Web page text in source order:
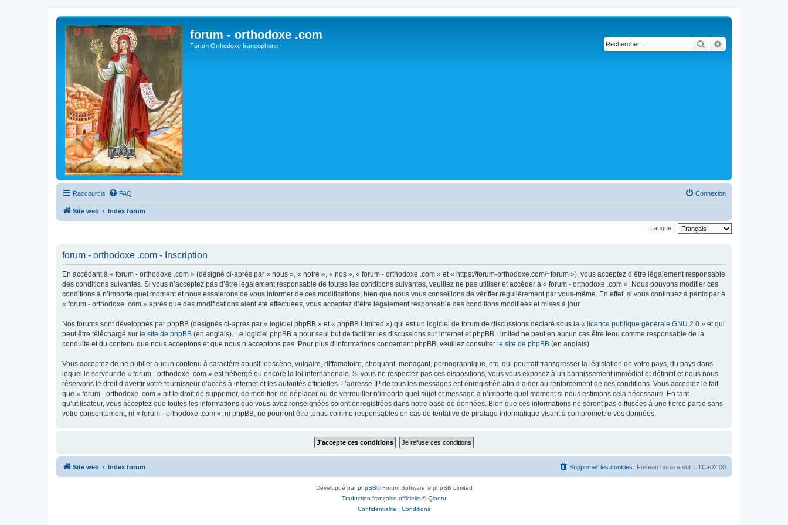
forum - orthodoxe .com
Forum Orthodoxe francophone Rechercher
Raccourcis FAQ Connexion
Site web Index forum
Langue :
forum - orthodoxe .com - Inscription
En accédant à « forum - orthodoxe .com » (désigné ci-après par « nous », « notre », « nos », « forum - orthodoxe .com » et « https://forum-orthodoxe.com/~forum »), vous acceptez d’être légalement responsable
des conditions suivantes. Si vous n’acceptez pas d’être légalement responsable de toutes les conditions suivantes, veuillez ne pas utiliser et accéder à « forum - orthodoxe .com ». Nous pouvons modifier ces
conditions à n’importe quel moment et nous essaierons de vous informer de ces modifications, bien que nous vous conseillons de vérifier régulièrement par vous-même. En effet, si vous continuez à participer à
« forum - orthodoxe .com » après que des modifications aient été effectuées, vous acceptez d’être légalement responsable des conditions modifiées et mises à jour.
Nos forums sont développés par phpBB (désignés ci-après par « logiciel phpBB » et « phpBB Limited ») qui est un logiciel de forum de discussions déclaré sous la « licence publique générale GNU 2.0 » et qui
peut être téléchargé sur le site de phpBB (en anglais). Le logiciel phpBB a pour seul but de faciliter les discussions sur internet et phpBB Limited ne peut en aucun cas être tenu comme responsable de la
conduite et du contenu que nous acceptons et que nous n’acceptons pas. Pour plus d’informations concernant phpBB, veuillez consulter le site de phpBB (en anglais).
Vous acceptez de ne publier aucun contenu à caractère abusif, obscène, vulgaire, diffamatoire, choquant, menaçant, pornographique, etc. qui pourrait transgresser la législation de votre pays, du pays dans
lequel le serveur de « forum - orthodoxe .com » est hébergé ou encore la loi internationale. Si vous ne respectez pas ces dispositions, vous vous exposez à un bannissement immédiat et définitif et nous nous
réservons le droit d’avertir votre fournisseur d’accès à internet et les autorités officielles. L’adresse IP de tous les messages est enregistrée afin d’aider au renforcement de ces conditions. Vous acceptez le fait
que « forum - orthodoxe .com » ait le droit de supprimer, de modifier, de déplacer ou de verrouiller n’importe quel sujet et message à n’importe quel moment si nous estimons cela nécessaire. En tant
qu’utilisateur, vous acceptez que toutes les informations que vous avez renseignées soient enregistrées dans notre base de données. Bien que ces informations ne seront pas diffusées à une tierce partie sans
votre consentement, ni « forum - orthodoxe .com », ni phpBB, ne pourront être tenus comme responsables en cas de tentative de piratage informatique visant à compromettre vos données.
Site web Index forum Fuseau horaire sur UTC+02:00
Supprimer les cookies
Développé parphpBB® Forum Software © phpBB Limited
Traduction française officielle ©Qiaeru
Confidentialité | Conditions